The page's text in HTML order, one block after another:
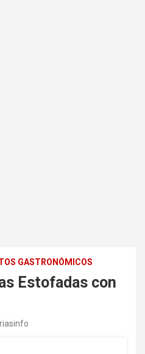
GASTRONÓMICOS
Estofadas con